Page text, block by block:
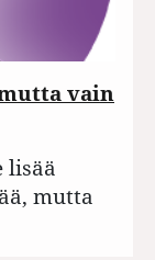
vain
lisää
mutta